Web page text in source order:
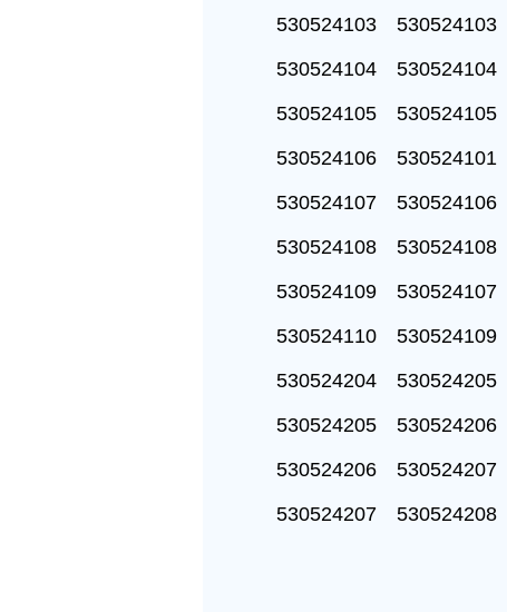
530524103 530524103
530524104 530524104
530524105 530524105
530524106 530524101
530524107 530524106
530524108 530524108
530524109 530524107
530524110 530524109
530524204 530524205
530524205 530524206
530524206 530524207
530524207 530524208